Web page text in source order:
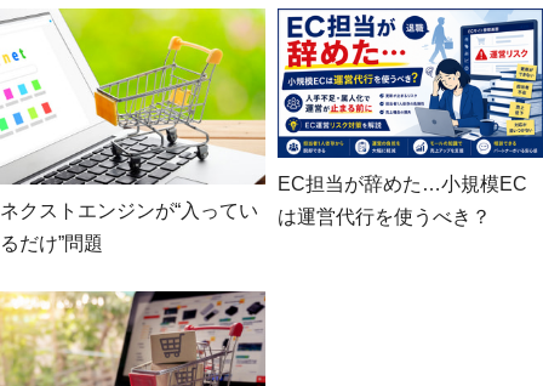
ネクストエンジンが“入ってい
るだけ”問題
EC担当が辞めた…小規模EC
は運営代行を使うべき？